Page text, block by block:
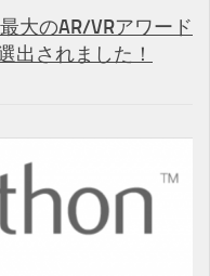
大のAR/VRアワード
出されました！